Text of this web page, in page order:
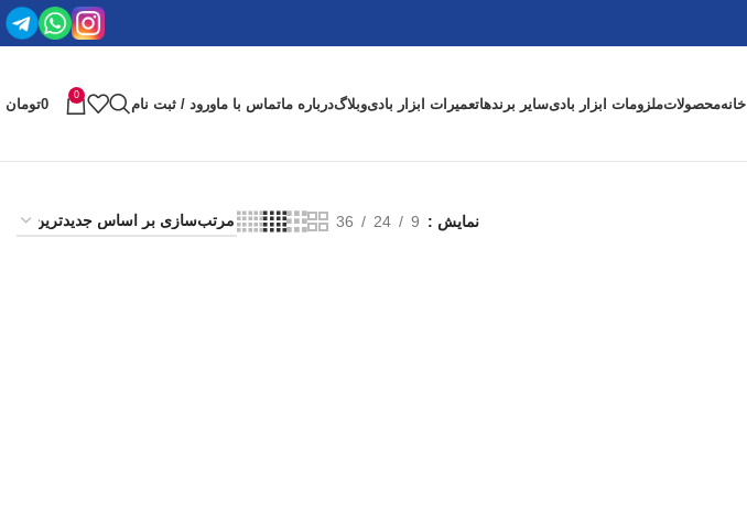
خانهمحصولاتملزومات ابزار بادیسایر برندهاتعمیرات ابزار بادیوبلاگدرباره ماتماس با ماورود / ثبت نام
0
0تومان
نمایش 9
24
36